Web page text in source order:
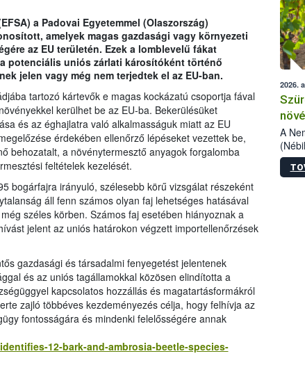
a Padovai Egyetemmel (Olaszország)
amelyek magas gazdasági vagy környezeti
az EU területén. Ezek a lomblevelű fákat
potenciális uniós zárlati károsítóként történő
jelen vagy még nem terjedtek el az EU-ban.
tartozó kártevők e magas kockázatú csoportja fával
kerülhet be az EU-ba. Bekerülésüket
és az éghajlatra való alkalmasságuk miatt az EU
érdekében ellenőrző lépéseket vezettek be,
behozatalt, a növénytermesztő anyagok forgalomba
feltételek kezelését.
bogárfajra irányuló, szélesebb körű vizsgálat részeként
áll fenn számos olyan faj lehetséges hatásával
széles körben. Számos faj esetében hiányoznak a
jelent az uniós határokon végzett importellenőrzések
gazdasági és társadalmi fenyegetést jelentenek
és az uniós tagállamokkal közösen elindította a
kapcsolatos hozzállás és magatartásformákról
zajló többéves kezdeményezés célja, hogy felhívja az
fontosságára és mindenki felelősségére annak
12-bark-and-ambrosia-beetle-species-
2026.
A